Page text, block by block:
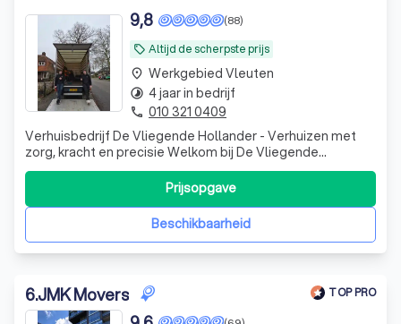
local_offer Altijd de scherpste prijs
(88)
9,8
Verhuisbedrijf De Vliegende Hollander - Verhuizen met
zorg, kracht en precisie Welkom bij De Vliegende
Hollander Verhuizingen, jouw betrouwbare partner voor
een zorgeloze verhuizing!
Beschikbaarheid
Prijsopgave
place Werkgebied Vleuten
timelapse 4 jaar in bedrijf
phone 010 321 0409
6.JMK Movers
TOP PRO